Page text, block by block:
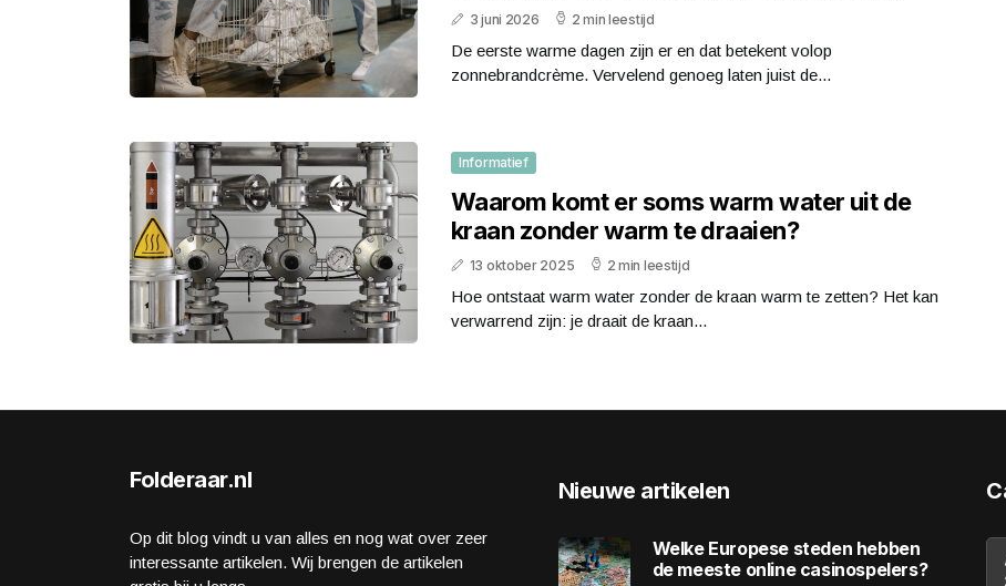
3 juni 2026 2 min leestijd
De eerste warme dagen zijn er en dat betekent volop
zonnebrandcrème. Vervelend genoeg laten juist de...
Informatief
Waarom komt er soms warm water uit de
kraan zonder warm te draaien?
13 oktober 2025 2 min leestijd
Hoe ontstaat warm water zonder de kraan warm te zetten? Het kan
verwarrend zijn: je draait de kraan...
Folderaar.nl
Op dit blog vindt u van alles en nog wat over zeer
interessante artikelen. Wij brengen de artikelen
Nieuwe artikelen
Welke Europese steden hebben
de meeste online casinospelers?